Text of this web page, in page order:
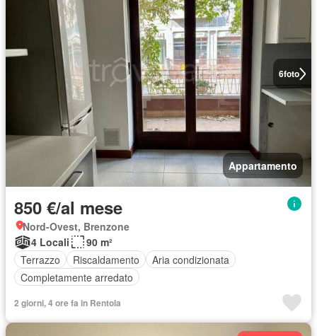
6foto
Appartamento
850 €/al mese
Nord-Ovest, Brenzone
4 Locali
90 m²
Terrazzo
Riscaldamento
Aria condizionata
Completamente arredato
2 giorni, 4 ore fa in Rentola